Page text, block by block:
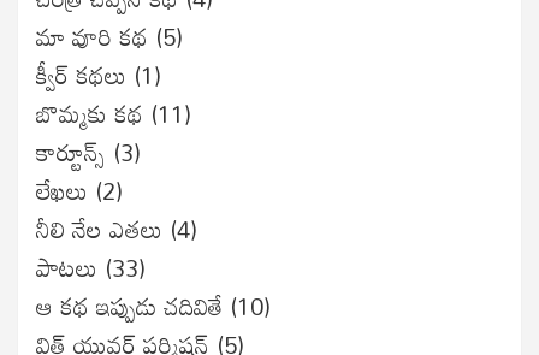
మా వూరి కథ (5)
క్వీర్ కథలు (1)
బొమ్మకు కథ (11)
కార్టూన్స్ (3)
లేఖలు (2)
నీలి నేల ఎతలు (4)
పాటలు (33)
ఆ కథ ఇప్పుడు చదివితే (10)
విత్ యువర్ పర్మిషన్ (5)